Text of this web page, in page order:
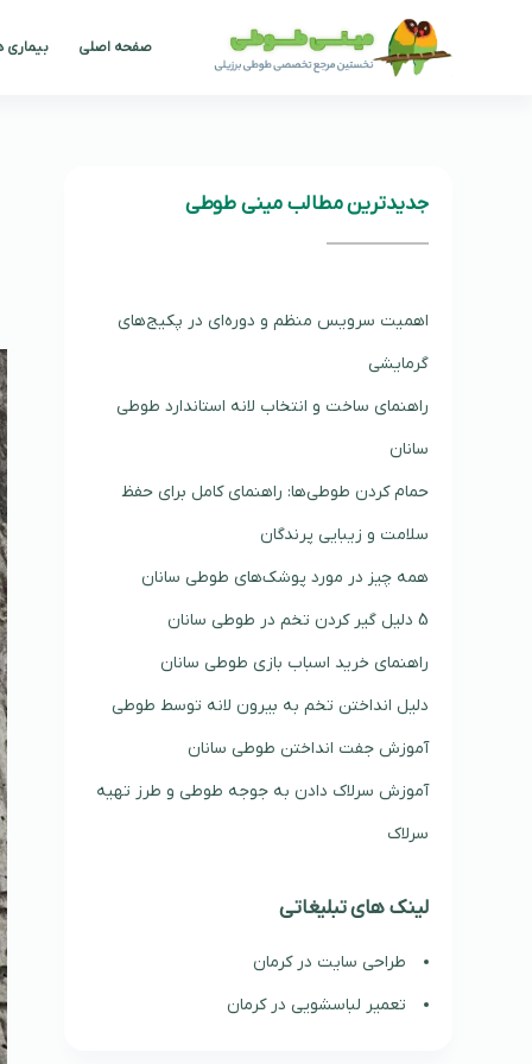
صفحه اصلی
جدیدترین مطالب مینی طوطی
اهمیت سرویس منظم و دوره‌ای در پکیج‌های
گرمایشی
راهنمای ساخت و انتخاب لانه استاندارد طوطی
سانان
حمام کردن طوطی‌ها: راهنمای کامل برای حفظ
سلامت و زیبایی پرندگان
همه چیز در مورد پوشک‌های طوطی سانان
5 دلیل گیر کردن تخم در طوطی سانان
راهنمای خرید اسباب بازی طوطی سانان
دلیل انداختن تخم به بیرون لانه توسط طوطی
آموزش جفت انداختن طوطی سانان
آموزش سرلاک دادن به جوجه طوطی و طرز تهیه
سرلاک
لینک های تبلیغاتی
طراحی سایت در کرمان
تعمیر لباسشویی در کرمان